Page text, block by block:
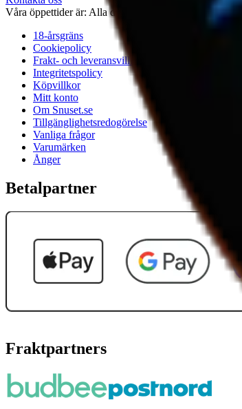
Våra öppettider är: Alla dagar 08:00 - 18:00 Vi
18-årsgräns
Cookiepolicy
Frakt- och leveransvillkor
Integritetspolicy
Köpvillkor
Mitt konto
Om Snuset.se
Tillgänglighetsredogörelse
Vanliga frågor
Varumärken
Ånger
Betalpartner
Fraktpartners